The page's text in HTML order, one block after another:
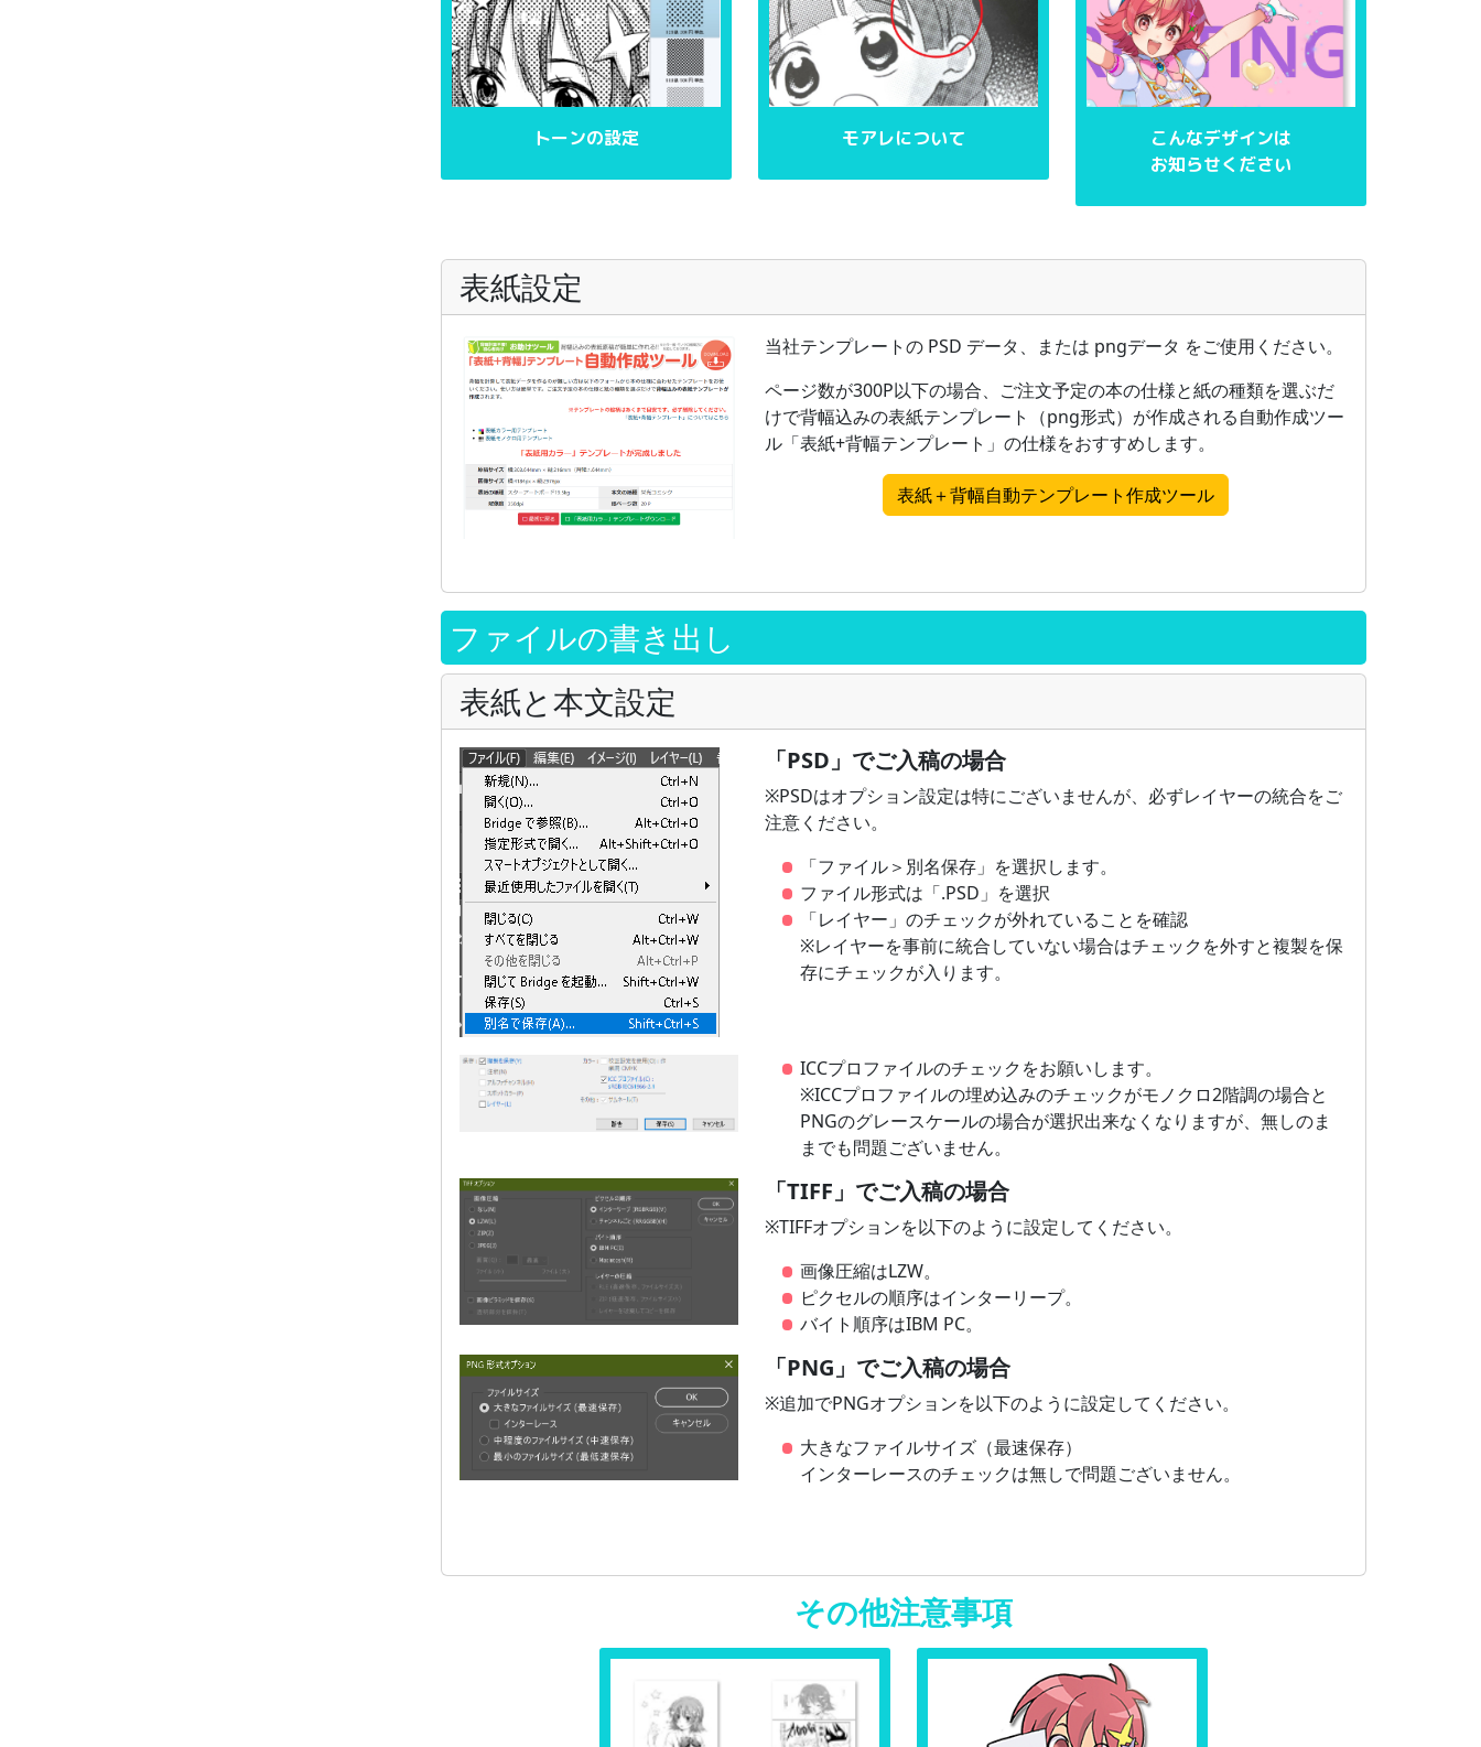
トーンの設定 モアレについて
こんなデザインは
お知らせください
表紙設定
当社テンプレートの PSD データ、または pngデータ をご使用ください。
ページ数が300P以下の場合、ご注文予定の本の仕様と紙の種類を選ぶだ
けで背幅込みの表紙テンプレート（png形式）が作成される自動作成ツー
ル「表紙+背幅テンプレート」の仕様をおすすめします。
表紙＋背幅自動テンプレート作成ツール
ファイルの書き出し
表紙と本文設定
「PSD」でご入稿の場合
※PSDはオプション設定は特にございませんが、必ずレイヤーの統合をご
注意ください。
「ファイル＞別名保存」を選択します。
ファイル形式は「.PSD」を選択
「レイヤー」のチェックが外れていることを確認
※レイヤーを事前に統合していない場合はチェックを外すと複製を保
存にチェックが入ります。
ICCプロファイルのチェックをお願いします。
※ICCプロファイルの埋め込みのチェックがモノクロ2階調の場合と
PNGのグレースケールの場合が選択出来なくなりますが、無しのま
までも問題ございません。
「TIFF」でご入稿の場合
※TIFFオプションを以下のように設定してください。
画像圧縮はLZW。
ピクセルの順序はインターリープ。
バイト順序はIBM PC。
「PNG」でご入稿の場合
※追加でPNGオプションを以下のように設定してください。
大きなファイルサイズ（最速保存）
インターレースのチェックは無しで問題ございません。
その他注意事項